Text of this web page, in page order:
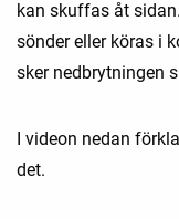
kan skuffas åt
sönder eller köras i
sker nedbrytningen
I videon nedan
det.